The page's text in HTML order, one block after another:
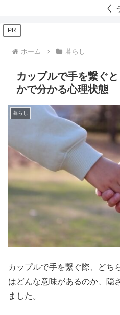
く
PR
ホーム 暮らし
カップルで手を繋ぐ
かで分かる心理状態
暮らし
カップルで手を繋ぐ際、どち
はどんな意味があるのか、隠
ました。